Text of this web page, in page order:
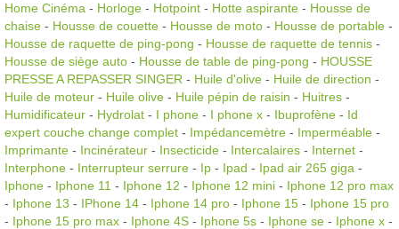
Home Cinéma - Horloge - Hotpoint - Hotte aspirante - Housse de
chaise - Housse de couette - Housse de moto - Housse de portable -
Housse de raquette de ping-pong - Housse de raquette de tennis -
Housse de siège auto - Housse de table de ping-pong - HOUSSE
PRESSE A REPASSER SINGER - Huile d'olive - Huile de direction -
Huile de moteur - Huile olive - Huile pépin de raisin - Huitres -
Humidificateur - Hydrolat - I phone - I phone x - Ibuprofène - Id
expert couche change complet - Impédancemètre - Imperméable -
Imprimante - Incinérateur - Insecticide - Intercalaires - Internet -
Interphone - Interrupteur serrure - Ip - Ipad - Ipad air 265 giga -
Iphone - Iphone 11 - Iphone 12 - Iphone 12 mini - Iphone 12 pro max
- Iphone 13 - IPhone 14 - Iphone 14 pro - Iphone 15 - Iphone 15 pro
- Iphone 15 pro max - Iphone 4S - Iphone 5s - Iphone se - Iphone x -